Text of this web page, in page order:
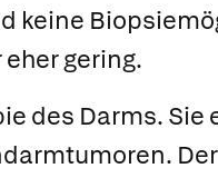
keine
gering.
des Darms. Sie